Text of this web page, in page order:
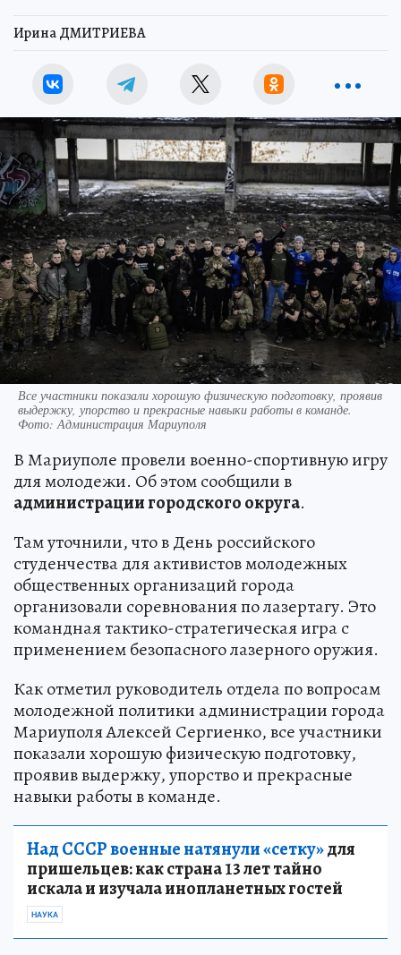
Ирина ДМИТРИЕВА
Все участники показали хорошую физическую подготовку, проявив
выдержку, упорство и прекрасные навыки работы в команде.
Фото: Администрация Мариуполя
В Мариуполе провели военно-спортивную игру
для молодежи. Об этом сообщили в
администрации городского округа.
Там уточнили, что в День российского
студенчества для активистов молодежных
общественных организаций города
организовали соревнования по лазертагу. Это
командная тактико-стратегическая игра с
применением безопасного лазерного оружия.
Как отметил руководитель отдела по вопросам
молодежной политики администрации города
Мариуполя Алексей Сергиенко, все участники
показали хорошую физическую подготовку,
проявив выдержку, упорство и прекрасные
навыки работы в команде.
Над СССР военные натянули «сетку»для
пришельцев: как страна 13 лет тайно
искала и изучала инопланетных гостей
НАУКА